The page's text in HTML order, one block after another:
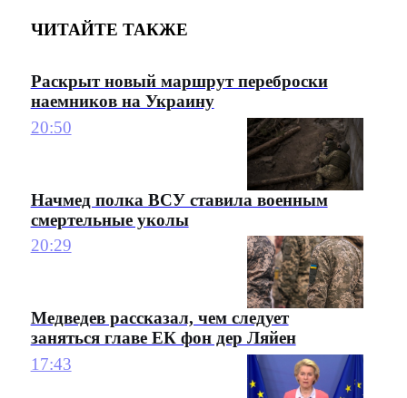
ЧИТАЙТЕ ТАКЖЕ
Раскрыт новый маршрут переброски
наемников на Украину
20:50
Начмед полка ВСУ ставила военным
смертельные уколы
20:29
Медведев рассказал, чем следует
заняться главе ЕК фон дер Ляйен
17:43